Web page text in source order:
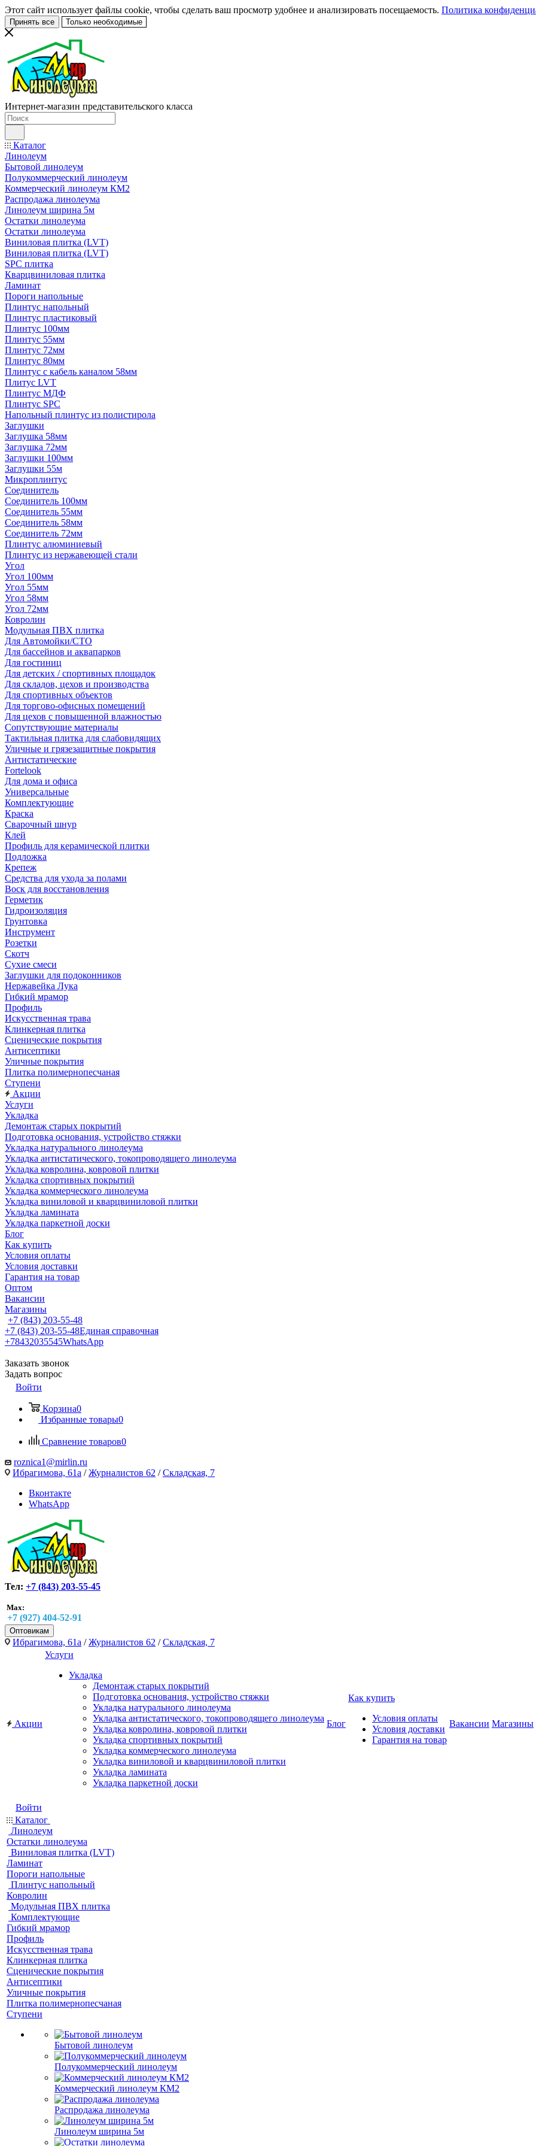
Этот сайт использует файлы cookie, чтобы сделать ваш просмотр удобнее и анализировать посещаемость. Политика
Принять все Только необходимые
Интернет-магазин представительского класса
Каталог
Линолеум
Бытовой линолеум
Полукоммерческий линолеум
Коммерческий линолеум КМ2
Распродажа линолеума
Линолеум ширина 5м
Остатки линолеума
Остатки линолеума
Виниловая плитка (LVT)
Виниловая плитка (LVT)
SPC плитка
Кварцвиниловая плитка
Ламинат
Пороги напольные
Плинтус напольный
Плинтус пластиковый
Плинтус 100мм
Плинтус 55мм
Плинтус 72мм
Плинтус 80мм
Плинтус с кабель каналом 58мм
Плитус LVT
Плинтус МДФ
Плинтус SPC
Напольный плинтус из полистирола
Заглушки
Заглушка 58мм
Заглушка 72мм
Заглушки 100мм
Заглушки 55м
Микроплинтус
Соединитель
Соединитель 100мм
Соединитель 55мм
Соединитель 58мм
Соединитель 72мм
Плинтус алюминиевый
Плинтус из нержавеющей стали
Угол
Угол 100мм
Угол 55мм
Угол 58мм
Угол 72мм
Ковролин
Модульная ПВХ плитка
Для Автомойки/СТО
Для бассейнов и аквапарков
Для гостиниц
Для детских / спортивных площадок
Для складов, цехов и производства
Для спортивных объектов
Для торгово-офисных помещений
Для цехов с повышенной влажностью
Сопутствующие материалы
Тактильная плитка для слабовидящих
Уличные и грязезащитные покрытия
Антистатические
Fortelook
Для дома и офиса
Универсальные
Комплектующие
Краска
Сварочный шнур
Клей
Профиль для керамической плитки
Подложка
Крепеж
Средства для ухода за полами
Воск для восстановления
Герметик
Гидроизоляция
Грунтовка
Инструмент
Розетки
Скотч
Сухие смеси
Заглушки для подоконников
Нержавейка Лука
Гибкий мрамор
Профиль
Искусственная трава
Клинкерная плитка
Сценические покрытия
Антисептики
Уличные покрытия
Плитка полимернопесчаная
Ступени
Акции
Услуги
Укладка
Демонтаж старых покрытий
Подготовка основания, устройство стяжки
Укладка натурального линолеума
Укладка антистатического, токопроводящего линолеума
Укладка ковролина, ковровой плитки
Укладка спортивных покрытий
Укладка коммерческого линолеума
Укладка виниловой и кварцвиниловой плитки
Укладка ламината
Укладка паркетной доски
Блог
Как купить
Условия оплаты
Условия доставки
Гарантия на товар
Оптом
Вакансии
Магазины
+7 (843) 203-55-48
+7 (843) 203-55-48Единая справочная
+78432035545WhatsApp
Заказать звонок
Задать вопрос
Войти
Корзина0
Избранные товары0
Сравнение товаров0
roznica1@mirlin.ru
Ибрагимова, 61а /Журналистов 62 /Складская, 7
Вконтакте
WhatsApp
Тел: +7 (843) 203-55-45
Max:
+7 (927) 404-52-91
Оптовикам
Ибрагимова, 61а /Журналистов 62 /Складская, 7
Акции
Услуги
Укладка
Демонтаж старых покрытий
Подготовка основания, устройство стяжки
Укладка натурального линолеума
Укладка антистатического, токопроводящего линолеума
Укладка ковролина, ковровой плитки
Укладка спортивных покрытий
Укладка коммерческого линолеума
Укладка виниловой и кварцвиниловой плитки
Укладка ламината
Укладка паркетной доски
Блог
Как купить
Условия оплаты
Условия доставки
Гарантия на товар
Вакансии Магазины
Войти
Каталог
Линолеум
Остатки линолеума
Виниловая плитка (LVT)
Ламинат
Пороги напольные
Плинтус напольный
Ковролин
Модульная ПВХ плитка
Комплектующие
Гибкий мрамор
Профиль
Искусственная трава
Клинкерная плитка
Сценические покрытия
Антисептики
Уличные покрытия
Плитка полимернопесчаная
Ступени
Бытовой линолеум
Полукоммерческий линолеум
Коммерческий линолеум КМ2
Распродажа линолеума
Линолеум ширина 5м